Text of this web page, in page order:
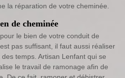
la réparation de votre cheminée.
de cheminée
le bien de votre conduit de
pas suffisant, il faut aussi réaliser
temps. Artisan Lenfant qui se
le travail de ramonage afin de